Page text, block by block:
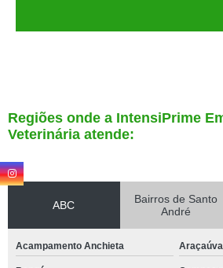
Regiões onde a IntensiPrime
Veterinária atende:
ABC
Bairros de Santo
André
Acampamento Anchieta Araçaúva